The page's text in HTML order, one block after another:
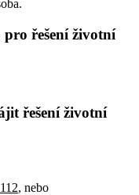
řešení životní
řešení životní
112, nebo